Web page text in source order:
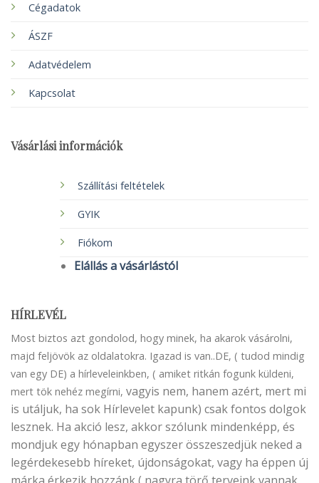
Cégadatok
ÁSZF
Adatvédelem
Kapcsolat
Vásárlási információk
Szállítási feltételek
GYIK
Fiókom
Elállás a vásárlástól
HÍRLEVÉL
Most biztos azt gondolod, hogy minek, ha akarok vásárolni,
majd feljövök az oldalatokra. Igazad is van..DE, ( tudod mindig
van egy DE) a hírleveleinkben, ( amiket ritkán fogunk küldeni,
mert tök nehéz megírni, vagyis nem, hanem azért, mert mi
is utáljuk, ha sok Hírlevelet kapunk) csak fontos dolgok
lesznek. Ha akció lesz, akkor szólunk mindenképp, és
mondjuk egy hónapban egyszer összeszedjük neked a
legérdekesebb híreket, újdonságokat, vagy ha éppen új